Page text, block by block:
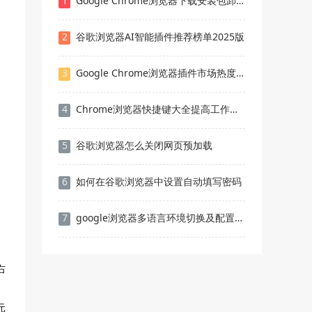
2 谷歌浏览器AI智能插件推荐榜单2025版
3 Google Chrome浏览器插件市场热度分析报告
4 Chrome浏览器快捷键大全提高工作效率
5 谷歌浏览器怎么关闭网页预加载
6 如何在谷歌浏览器中设置自动填写密码
7 google浏览器多语言环境切换及配置教程